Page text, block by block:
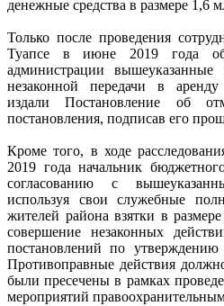
денежные средства в размере 1,6
Только после проведения
Туапсе в июне 2019 года
администрации
незаконной передачи в аренду
издали Постановление об
постановления, подписав его
Кроме того, в ходе
2019 года начальник
согласованию с
используя свои служебные
жителей района взятки в
совершение незаконных
постановлений по утверждению
Противоправные действия
были пресечены в рамках
мероприятий